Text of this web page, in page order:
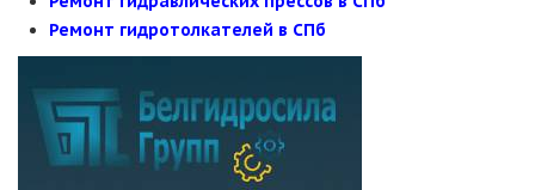
Ремонт гидротолкателей в СПб